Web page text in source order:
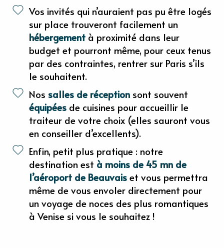
Vos invités qui n’auraient pas pu être logés
sur place trouveront facilement un
hébergement à proximité dans leur
budget et pourront même, pour ceux tenus
par des contraintes, rentrer sur Paris s’ils
le souhaitent.
Nos salles de réception sont souvent
équipées de cuisines pour accueillir le
traiteur de votre choix (elles sauront vous
en conseiller d’excellents).
Enfin, petit plus pratique : notre
destination est à moins de 45 mn de
l’aéroport de Beauvaiset vous permettra
même de vous envoler directement pour
un voyage de noces des plus romantiques
à Venise si vous le souhaitez !